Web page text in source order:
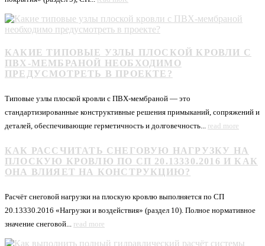
КАКИЕ ТИПОВЫЕ УЗЛЫ ПЛОСКОЙ КРОВЛИ С
ПВХ-МЕМБРАНОЙ НЕОБХОДИМО
ПРЕДУСМОТРЕТЬ В ПРОЕКТЕ?
Типовые узлы плоской кровли с ПВХ-мембраной — это
стандартизированные конструктивные решения примыканий, сопряжений и
деталей, обеспечивающие герметичность и долговечность... read more
КАК РАССЧИТАТЬ СНЕГОВУЮ НАГРУЗКУ НА
ПЛОСКУЮ КРОВЛЮ ПО СП 20.13330.2016 И КАК
ОНА ВЛИЯЕТ НА КОНСТРУКЦИЮ?
Расчёт снеговой нагрузки на плоскую кровлю выполняется по СП
20.13330.2016 «Нагрузки и воздействия» (раздел 10). Полное нормативное
значение снеговой... read more